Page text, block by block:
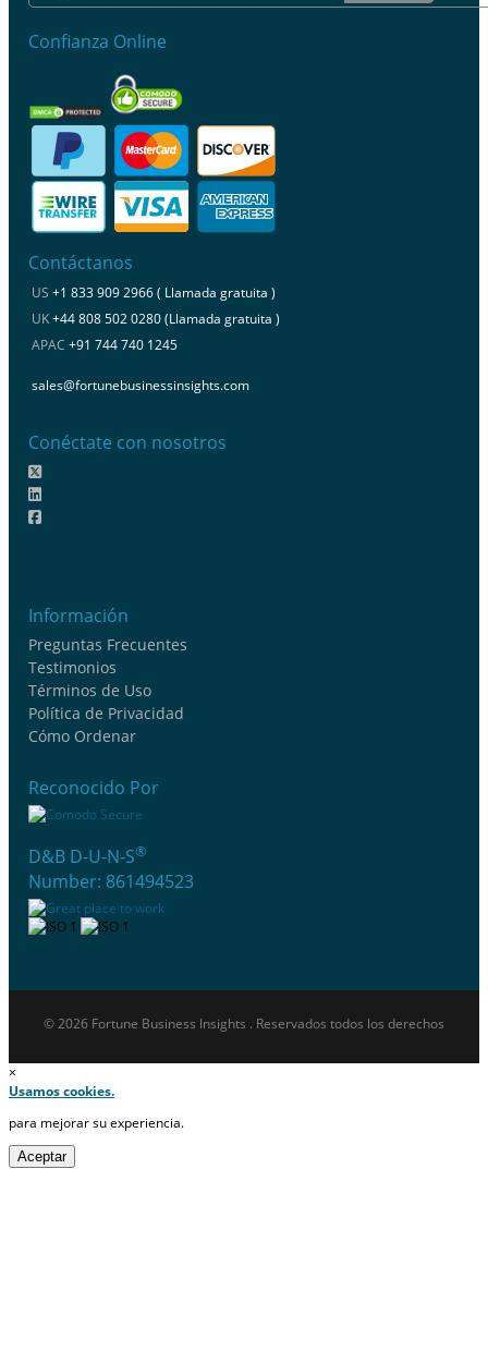
Confianza Online
Contáctanos
US +1 833 909 2966 ( Llamada gratuita )
UK+44 808 502 0280 (Llamada gratuita )
APAC +91 744 740 1245
sales@fortunebusinessinsights.com
Conéctate con nosotros
Información
Preguntas Frecuentes
Testimonios
Términos de Uso
Política de Privacidad
Cómo Ordenar
Reconocido Por
D&B D-U-N-S®
Number: 861494523
© 2026 Fortune Business Insights . Reservados todos los derechos
×
Usamos cookies.
para mejorar su experiencia.
Aceptar